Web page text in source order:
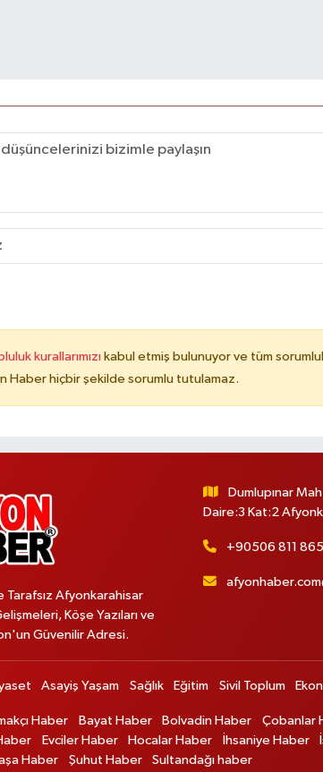
kurallarımızı kabul etmiş bulunuyor ve tüm
Haber hiçbir şekilde sorumlu tutulamaz.
Afyonkarahisar
Köşe Yazıları ve
Güvenilir Adresi.
Dumlupınar
Daire:3 Kat:2
+90506 811
Asayiş Yaşam Sağlık Eğitim Sivil Toplum
Haber Bayat Haber Bolvadin Haber Çobanlar
Evciler Haber Hocalar Haber İhsaniye Haber
Haber Şuhut Haber Sultandağı haber